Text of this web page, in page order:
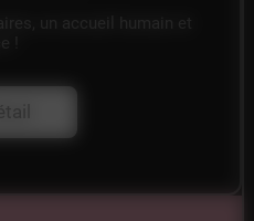
un accueil humain et